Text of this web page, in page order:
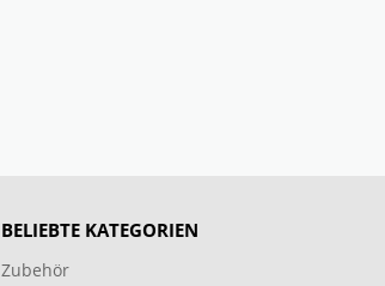
BELIEBTE KATEGORIEN
Zubehör